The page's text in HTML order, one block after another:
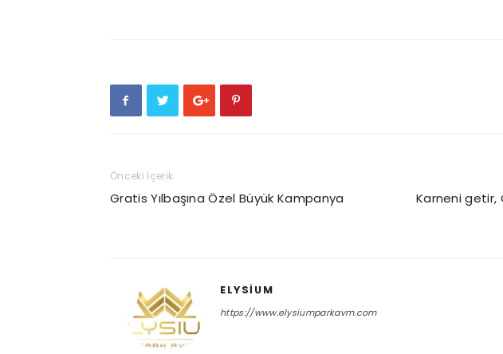
Önceki İçerik
Gratis Yılbaşına Özel Büyük Kampanya
Karneni getir,
ELYSIUM
https://www.elysiumparkavm.com